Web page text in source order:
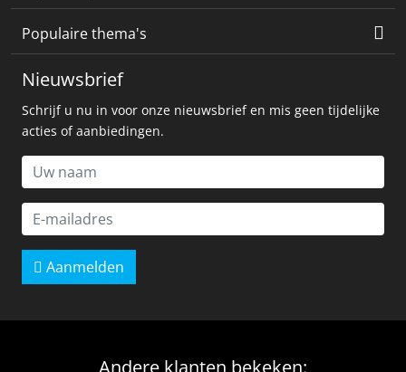
Populaire thema's
Nieuwsbrief
Schrijf u nu in voor onze nieuwsbrief en mis geen tijdelijke
acties of aanbiedingen.
Aanmelden
Andere klanten bekeken: